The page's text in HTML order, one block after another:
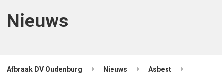
Nieuws
Afbraak DV Oudenburg Nieuws Asbest